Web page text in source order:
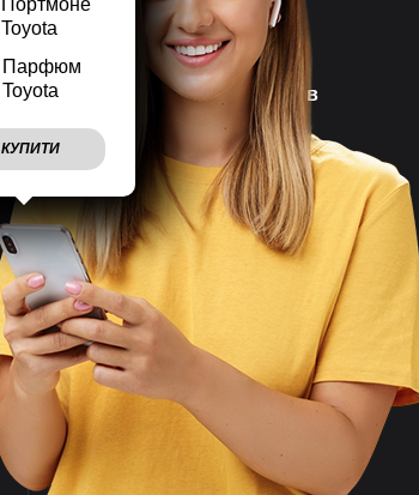
Toyota
Парфюм
Toyota
КУПИТИ
Наш магазин працює7 днів
Враховуємопобажання
клієнтів
Швидковідправляємо
замовлення
Великий асортимент
товарів